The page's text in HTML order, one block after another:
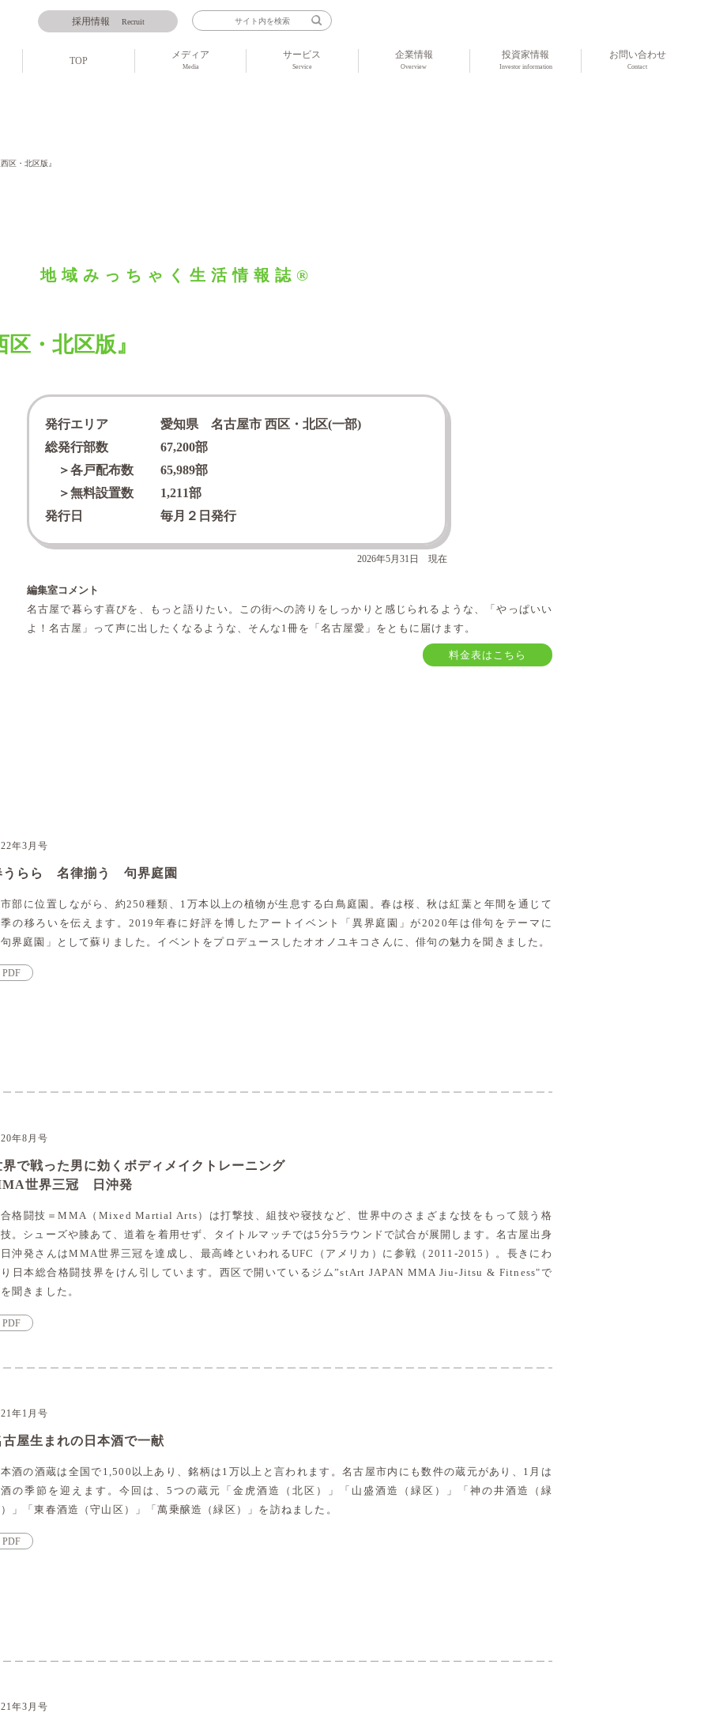
採用情報 Recruit
TOP
メディア
Media
サービス
Service
企業情報
Overview
投資家情報
Investor information
お問い合わせ
Contact
区・北区版』
地域みっちゃく生活情報誌®
・北区版』
発行エリア
愛知県 名古屋市 西区・北区(一部)
総発行部数
67,200部
＞各戸配布数
65,989部
＞無料設置数
1,211部
発行日
毎月２日発行
2026年5月31日 現在
編集室コメント
名古屋で暮らす喜びを、もっと語りたい。この街への誇りをしっかりと感じられるような、「やっぱいい
よ！名古屋」って声に出したくなるような、そんな1冊を「名古屋愛」をともに届けます。
料金表はこちら
年3月号
うらら 名律揃う 句界庭園
部に位置しながら、約250種類、1万本以上の植物が生息する白鳥庭園。春は桜、秋は紅葉と年間を通じて
の移ろいを伝えます。2019年春に好評を博したアートイベント「異界庭園」が2020年は俳句をテーマに
界庭園」として蘇りました。イベントをプロデュースしたオオノユキコさんに、俳句の魅力を聞きました。
PDF
年8月号
界で戦った男に効くボディメイクトレーニング
世界三冠 日沖発
格闘技＝MMA（Mixed Martial Arts）は打撃技、組技や寝技など、世界中のさまざまな技をもって競う格
。シューズや膝あて、道着を着用せず、タイトルマッチでは5分5ラウンドで試合が展開します。名古屋出身
沖発さんはMMA世界三冠を達成し、最高峰といわれるUFC（アメリカ）に参戦（2011-2015）。長きにわ
日本総合格闘技界をけん引しています。西区で開いているジム”stArt JAPAN MMA Jiu-Jitsu & Fitness"で
聞きました。
PDF
年1月号
古屋生まれの日本酒で一献
酒の酒蔵は全国で1,500以上あり、銘柄は1万以上と言われます。名古屋市内にも数件の蔵元があり、1月は
の季節を迎えます。今回は、5つの蔵元「金虎酒造（北区）」「山盛酒造（緑区）」「神の井酒造（緑
」「東春酒造（守山区）」「萬乗醸造（緑区）」を訪ねました。
PDF
年3月号